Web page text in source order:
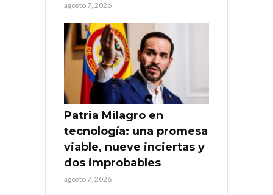
agosto 7, 2026
Patria Milagro en
tecnología: una promesa
viable, nueve inciertas y
dos improbables
agosto 7, 2026